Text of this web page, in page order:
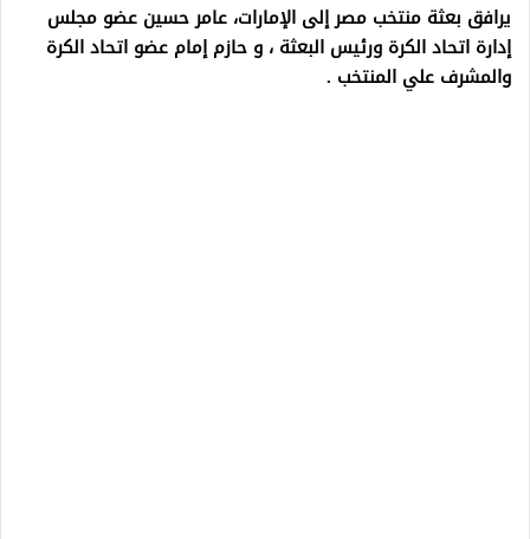
يرافق بعثة منتخب مصر إلى الإمارات، عامر حسين عضو مجلس
إدارة اتحاد الكرة ورئيس البعثة ، و حازم إمام عضو اتحاد الكرة
والمشرف علي المنتخب .